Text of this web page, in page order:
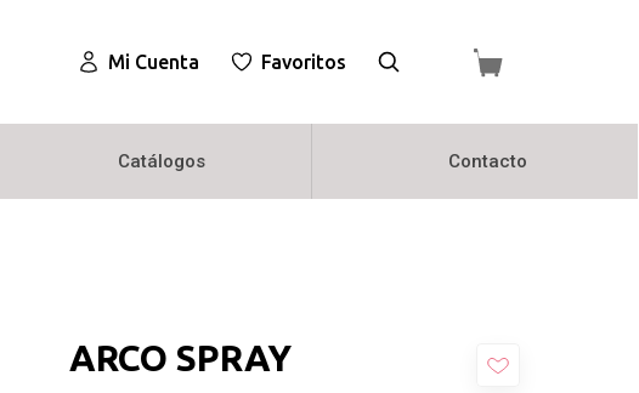
Mi Cuenta Favoritos
Catálogos Contacto
ARCO SPRAY